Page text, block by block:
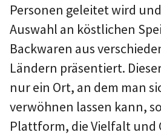
Personen geleitet wird
Auswahl an köstlichen
Backwaren aus
Ländern präsentiert.
nur ein Ort, an dem man
verwöhnen lassen kann,
Plattform, die Vielfalt und